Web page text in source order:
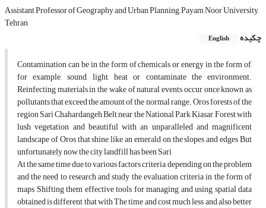
Assistant Professor of Geography and Urban Planning, Payam Noor University,
Tehran
چکیده
English
Contamination can be in the form of chemicals or energy in the form of,
for example, sound, light, heat or contaminate the environment.
Reinfecting materials in the wake of natural events occur once known as
pollutants that exceed the amount of the normal range. Oros forests of the
region Sari Chahardangeh Belt near the National Park Kiasar, Forest with
lush vegetation and beautiful with an unparalleled and magnificent
landscape of Oros that shine like an emerald on the slopes and edges But
unfortunately now the city landfill has been Sari
At the same time due to various factors criteria, depending on the problem
and the need to research and study the evaluation criteria in the form of
maps Shifting them effective tools for managing and using spatial data
obtained is different that with The time and cost much less and also better